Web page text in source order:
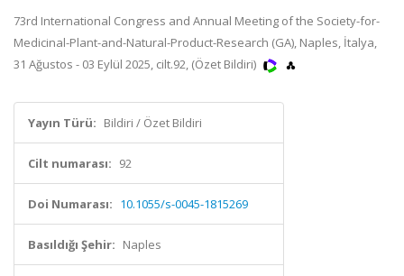
73rd International Congress and Annual Meeting of the Society-for-
Medicinal-Plant-and-Natural-Product-Research (GA), Naples, İtalya,
31 Ağustos - 03 Eylül 2025, cilt.92, (Özet Bildiri)
Yayın Türü: Bildiri / Özet Bildiri
Cilt numarası: 92
Doi Numarası: 10.1055/s-0045-1815269
Basıldığı Şehir: Naples